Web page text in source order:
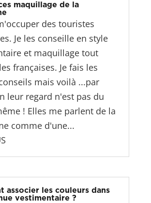
maquillage de la
des touristes
Je les conseille en style
et maquillage tout
françaises. Je fais les
mais voilà ...par
leur regard n'est pas du
! Elles me parlent de la
comme d'une...
associer les couleurs dans
vestimentaire ?